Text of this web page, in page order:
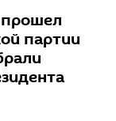
прошел
партии